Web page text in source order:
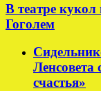
В театре
Гоголем
Ленсовета
счастья»